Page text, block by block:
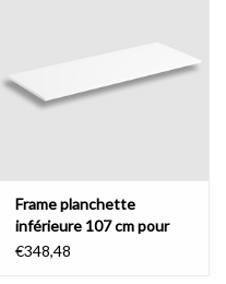
Frame planchette
inférieure 107 cm pour
(New) Wash Me
€348,48